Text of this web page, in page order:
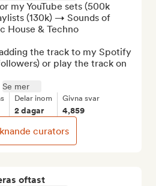
oftast
my YouTube sets (500k
(130k) → Sounds of
House & Techno
the track to my Spotify
or play the track on
Se mer
Delar inom
2 dagar
Givna svar
4,859
curators